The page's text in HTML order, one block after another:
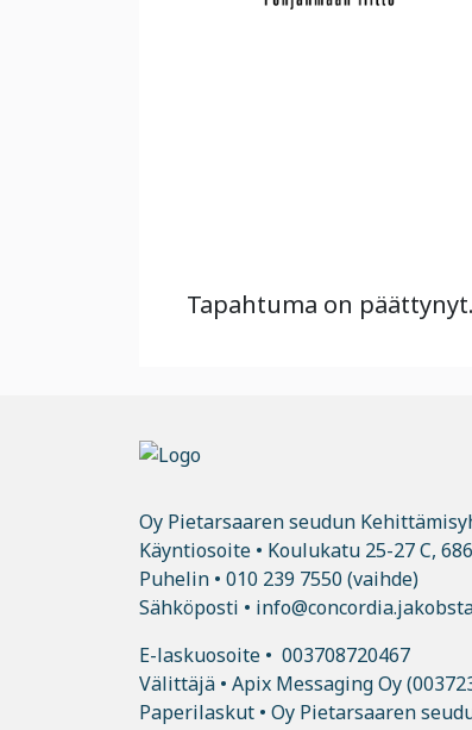
Tapahtuma on päättynyt.
Oy Pietarsaaren seudun
Käyntiosoite • Koulukatu 25-27 C,
Puhelin • 010 239 7550 (vaihde)
Sähköposti •
E-laskuosoite • 003708720467
Välittäjä • Apix Messaging Oy
Paperilaskut • Oy Pietarsaaren